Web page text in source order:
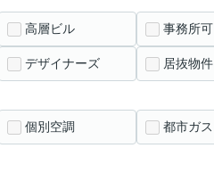
高層ビル 事務所可
デザイナーズ 居抜物件
個別空調 都市ガス